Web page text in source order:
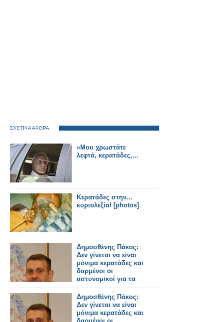
ΣΧΕΤΙΚΑ ΑΡΘΡΑ
«Μου χρωστάτε
λεφτά, κερατάδες,...
Κερατάδες στην...
κυριολεξία! [photos]
Δημοσθένης Πάκος:
Δεν γίνεται να είναι
μόνιμα κερατάδες και
δαρμένοι οι
αστυνομικοί για τα
εκτεταμένα επεισόδια,
το απόγευμα του
Σαββάτου στη
Θεσσαλονίκη
Δημοσθένης Πάκος:
Δεν γίνεται να είναι
μόνιμα κερατάδες και